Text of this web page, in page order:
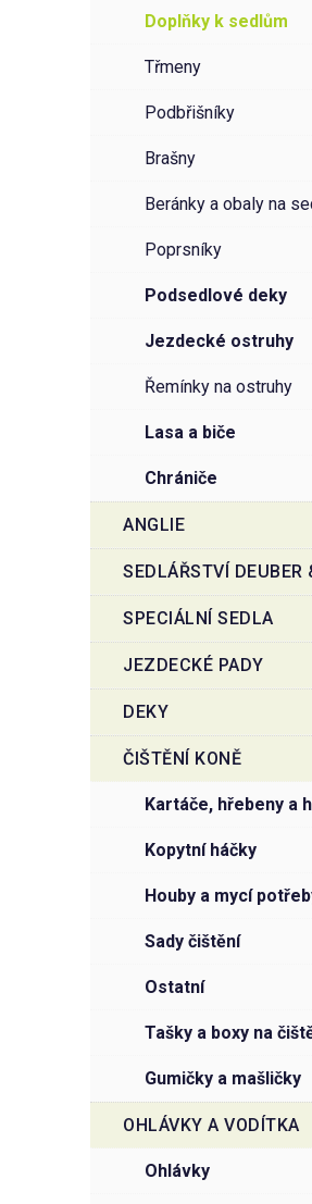
doplňky k sedlům
třmeny
podbřišníky
brašny
beránky a obaly na
poprsníky
podsedlové deky
jezdecké ostruhy
řemínky na ostruhy
lasa a biče
chrániče
ANGLIE
SEDLÁŘSTVÍ DEUBER
SPECIÁLNÍ SEDLA
JEZDECKÉ PADY
DEKY
ČIŠTĚNÍ KONĚ
kartáče, hřebeny a
kopytní háčky
houby a mycí
sady čištění
ostatní
tašky a boxy na
gumičky a mašličky
OHLÁVKY A VODÍTKA
ohlávky